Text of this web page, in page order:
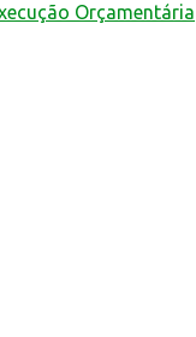
Orçamentária